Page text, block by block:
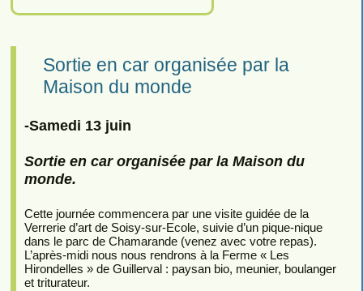
Sortie en car organisée par la
Maison du monde
-Samedi 13 juin
Sortie en car organisée par la Maison du
monde.
Cette journée commencera par une visite guidée de la
Verrerie d’art de Soisy-sur-Ecole, suivie d’un pique-nique
dans le parc de Chamarande (venez avec votre repas).
L’après-midi nous nous rendrons à la Ferme « Les
Hirondelles » de Guillerval : paysan bio, meunier, boulanger
et triturateur.